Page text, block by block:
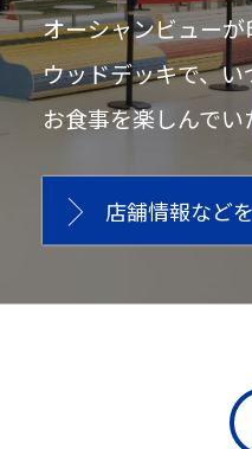
オーシャンビュー
ウッドデッキで、
お食事を楽しんでい
店舗情報など